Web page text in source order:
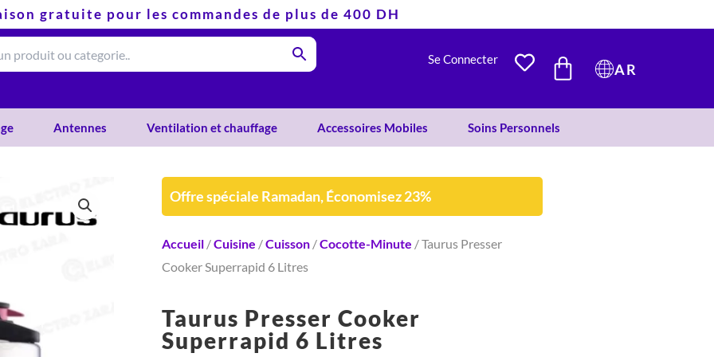
gratuite pour les commandes de plus de 400 DH
Se Connecter PANIER
AR
Antennes Ventilation et chauffage Accessoires Mobiles Soins Personnels
Offre spéciale Ramadan, Économisez 23%
Accueil/Cuisine /Cuisson/Cocotte-Minute / Taurus Presser
Cooker Superrapid 6 Litres
Taurus Presser Cooker
Superrapid 6 Litres